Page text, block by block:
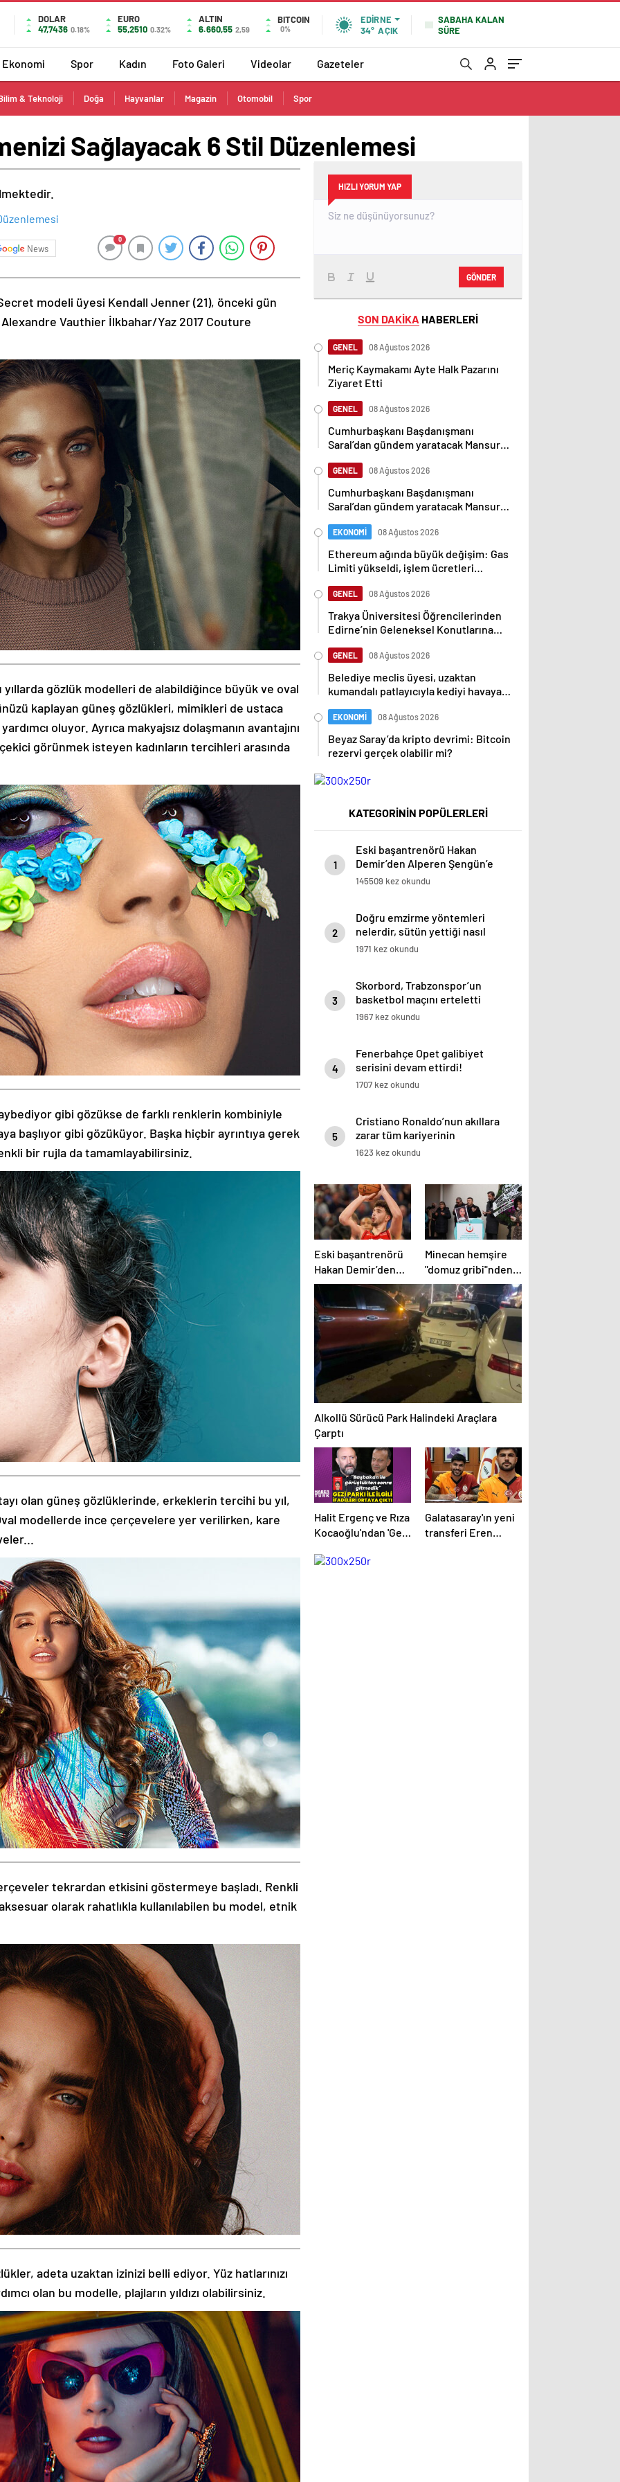
DOLAR
47,7436 0.18%
EURO
55,2510 0.32%
ALTIN
6.660,55 2,59
BITCOIN
0%
EDIRNE
34° AÇIK
SABAHA KALAN
SÜRE
Ekonomi Spor Kadın Foto Galeri Videolar Gazeteler
& Teknoloji Doğa Hayvanlar Magazin Otomobil Spor
Sağlayacak 6 Stil Düzenlemesi
News
0
modeli üyesi Kendall Jenner (21), önceki gün
Alexandre Vauthier İlkbahar/Yaz 2017 Couture
gözlük modelleri de alabildiğince büyük ve oval
kaplayan güneş gözlükleri, mimikleri de ustaca
oluyor. Ayrıca makyajsız dolaşmanın avantajını
görünmek isteyen kadınların tercihleri arasında
gibi gözükse de farklı renklerin kombiniyle
başlıyor gibi gözüküyor. Başka hiçbir ayrıntıya gerek
bir rujla da tamamlayabilirsiniz.
olan güneş gözlüklerinde, erkeklerin tercihi bu yıl,
modellerde ince çerçevelere yer verilirken, kare
tekrardan etkisini göstermeye başladı. Renkli
olarak rahatlıkla kullanılabilen bu model, etnik
adeta uzaktan izinizi belli ediyor. Yüz hatlarınızı
olan bu modelle, plajların yıldızı olabilirsiniz.
HIZLI YORUM YAP
GÖNDER
SON DAKİKA HABERLERİ
GENEL 08 Ağustos 2026
Meriç Kaymakamı Ayte Halk Pazarını
Ziyaret Etti
GENEL 08 Ağustos 2026
Cumhurbaşkanı Başdanışmanı
Saral’dan gündem yaratacak Mansur
GENEL 08 Ağustos 2026
Cumhurbaşkanı Başdanışmanı
Saral’dan gündem yaratacak Mansur
EKONOMİ 08 Ağustos 2026
Ethereum ağında büyük değişim: Gas
Limiti yükseldi, işlem ücretleri
GENEL 08 Ağustos 2026
Trakya Üniversitesi Öğrencilerinden
Edirne’nin Geleneksel Konutlarına
GENEL 08 Ağustos 2026
Belediye meclis üyesi, uzaktan
kumandalı patlayıcıyla kediyi havaya
EKONOMİ 08 Ağustos 2026
Beyaz Saray’da kripto devrimi: Bitcoin
rezervi gerçek olabilir mi?
KATEGORİNİN POPÜLERLERİ
1
Eski başantrenörü Hakan
Demir’den Alperen Şengün’e
övgü
145509 kez okundu
2
Doğru emzirme yöntemleri
nelerdir, sütün yettiği nasıl
anlaşılır?
1971 kez okundu
3
Skorbord, Trabzonspor’un
basketbol maçını erteletti
1967 kez okundu
4
Fenerbahçe Opet galibiyet
serisini devam ettirdi!
1707 kez okundu
5
Cristiano Ronaldo’nun akıllara
zarar tüm kariyerinin
istatistiğini çıkardık !
1623 kez okundu
Eski başantrenörü
Hakan Demir’den
Alperen Şengün’e
övgü
Minecan hemşire
"domuz gribi"nden
hayatını kaybetti –
Haberler | Sağlık
Haberleri
Alkollü Sürücü Park Halindeki Araçlara
Çarptı
Halit Ergenç ve Rıza
Kocaoğlu'ndan 'Gezi
Magazin haberleri
Galatasaray'ın yeni
transferi Eren